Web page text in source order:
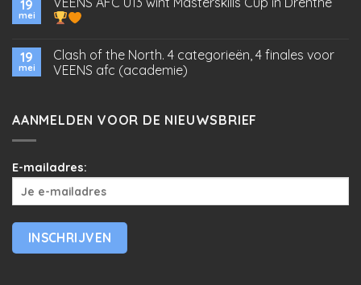
19
mei
19
mei
Clash of the North. 4 categorieën, 4 finales voor
VEENS afc (academie)
AANMELDEN VOOR DE NIEUWSBRIEF
E-mailadres: